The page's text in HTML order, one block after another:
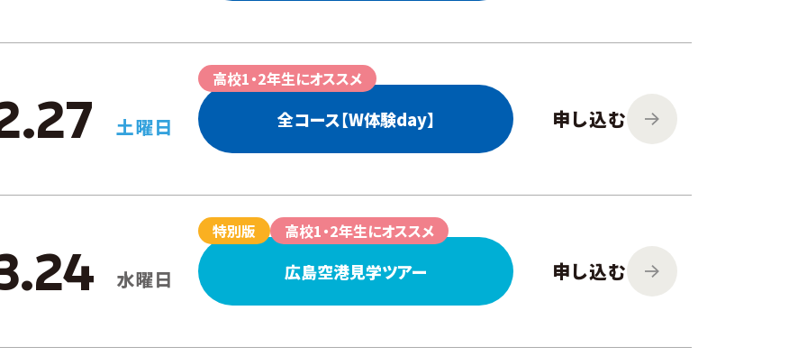
土曜日
高校1・2年生にオススメ
全コース【W体験day】 申し込む
水曜日
特別版 高校1・2年生にオススメ
広島空港⾒学ツアー 申し込む